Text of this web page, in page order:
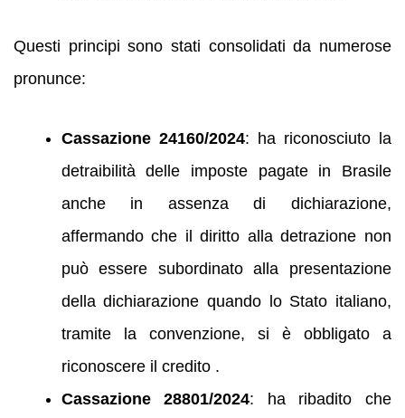
Questi principi sono stati consolidati da numerose
pronunce:
Cassazione 24160/2024: ha riconosciuto la
detraibilità delle imposte pagate in Brasile
anche in assenza di dichiarazione,
affermando che il diritto alla detrazione non
può essere subordinato alla presentazione
della dichiarazione quando lo Stato italiano,
tramite la convenzione, si è obbligato a
riconoscere il credito .
Cassazione 28801/2024: ha ribadito che